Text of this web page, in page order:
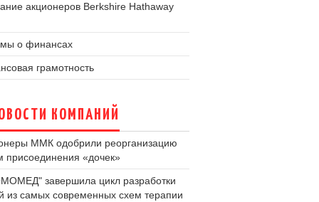
акционеров Berkshire Hathaway
о финансах
грамотность
КОМПАНИЙ
ММК одобрили реорганизацию
присоединения «дочек»
завершила цикл разработки
из самых современных схем терапии